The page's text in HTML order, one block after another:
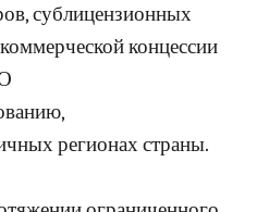
сублицензионных
концессии
регионах страны.